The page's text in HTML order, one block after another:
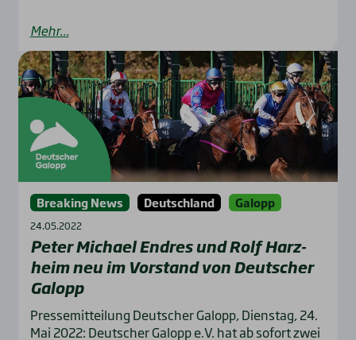
Mehr...
Breaking News Deutschland Galopp
24.05.2022
Peter Micha­el End­res und Rolf Harz­
heim neu im Vor­stand von Deut­scher
Galopp
Pressemitteilung Deutscher Galopp, Dienstag, 24.
Mai 2022: Deutscher Galopp e.V. hat ab sofort zwei